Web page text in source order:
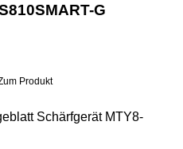
G
Produkt